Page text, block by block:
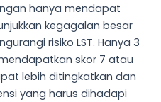
hanya mendapat
kegagalan besar
risiko LST. Hanya 3
skor 7 atau
lebih ditingkatkan dan
yang harus dihadapi